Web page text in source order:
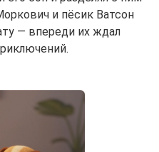
и пёсик Ватсон
— впереди их ждал